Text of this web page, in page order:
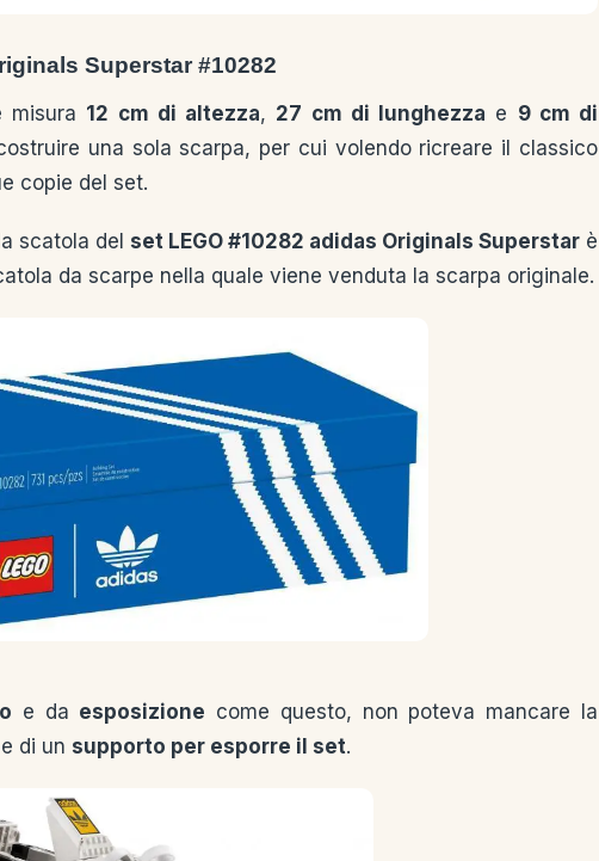
Superstar #10282
misura 12 cm di altezza, 27 cm di lunghezza e 9 cm di
una sola scarpa, per cui volendo ricreare il classico
copie del set.
scatola del set LEGO #10282 adidas Originals Superstar è
da scarpe nella quale viene venduta la scarpa originale.
e da esposizione come questo, non poteva mancare la
di un supporto per esporre il set.